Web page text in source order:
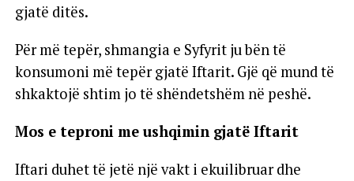
gjatë ditës.
Për më tepër, shmangia e Syfyrit ju bën të
konsumoni më tepër gjatë Iftarit. Gjë që mund të
shkaktojë shtim jo të shëndetshëm në peshë.
Mos e teproni me ushqimin gjatë Iftarit
Iftari duhet të jetë një vakt i ekuilibruar dhe